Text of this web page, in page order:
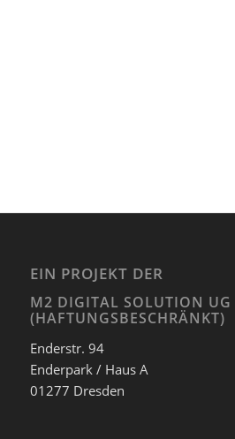
EIN PROJEKT DER
M2 DIGITAL SOLUTION UG
(HAFTUNGSBESCHRÄNKT)
Enderstr. 94
Enderpark / Haus A
01277 Dresden